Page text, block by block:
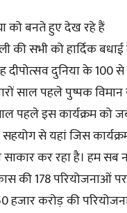
को बनते हुए देख रहे हैं
की सभी को हार्दिक
दीपोत्सव दुनिया के
साल पहले पुष्पक
पहले इस कार्यक्रम
से यहां जिस
कर रहा है। हम
की 178 परियोजनाओं पर
हजार करोड़ की